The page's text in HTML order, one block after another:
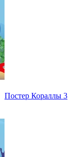
Постер Кораллы 3